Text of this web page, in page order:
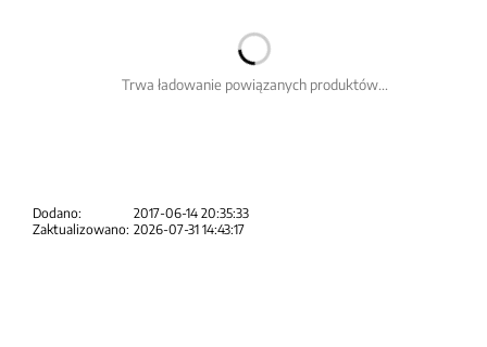
Trwa ładowanie powiązanych produktów...
Dodano:
2017-06-14 20:35:33
Zaktualizowano: 2026-07-31 14:43:17